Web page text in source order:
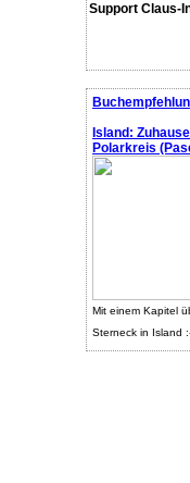
Support Claus-
Island:
Polarkreis
Mit einem Kapitel
Sterneck in Island